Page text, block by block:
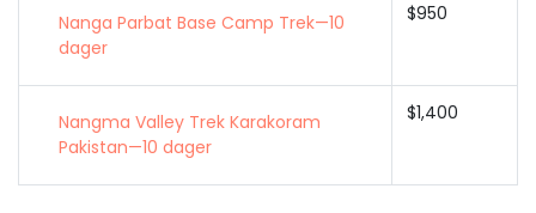
Nanga Parbat Base Camp Trek—10
dager
$950
Nangma Valley Trek Karakoram
Pakistan—10 dager
$1,400